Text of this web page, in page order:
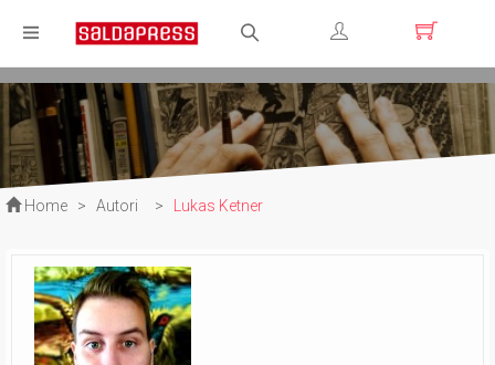
Registrati
Login
Home > Autori > Lukas Ketner